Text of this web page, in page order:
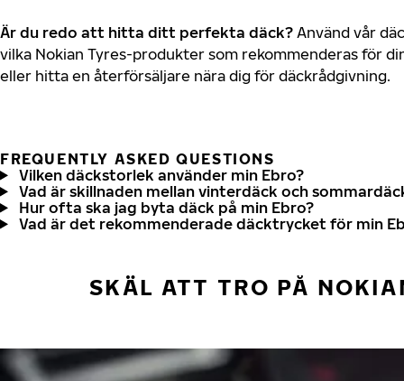
Är du redo att hitta ditt perfekta däck? Använd vår
vilka Nokian Tyres-produkter som rekommenderas för
eller hitta en återförsäljare nära dig för däckrådgivning.
FREQUENTLY ASKED QUESTIONS
Vilken däckstorlek använder min Ebro?
Vad är skillnaden mellan vinterdäck och
Hur ofta ska jag byta däck på min Ebro?
Vad är det rekommenderade däcktrycket för min
SKÄL ATT TRO PÅ